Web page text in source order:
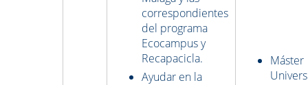
correspondientes
del programa
Ecocampus y
Recapacicla.
Ayudar en la
Máster